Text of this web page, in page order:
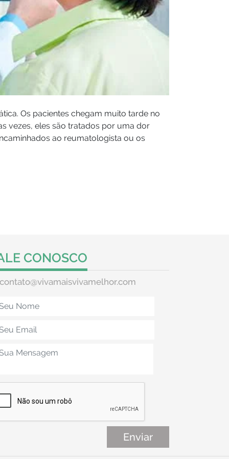
Os pacientes chegam muito tarde no
vezes, eles são tratados por uma dor
ao reumatologista ou os
CONOSCO